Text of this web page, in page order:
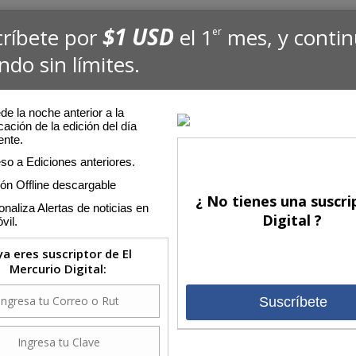
por$1 USD el 1er mes, y
sin límites.
la noche anterior a la
de la edición del día
a Ediciones anteriores.
Offline descargable
Alertas de noticias en
eres suscriptor de El
Mercurio Digital:
¿ No tienes una
Digital ?
Suscríbete
Si quieres, puedes limpiarme. Compadecido, extendió la
lepra se le quitó inmediatamente y quedó limpio”. Marcos,
la caridad y sobre todo en los alcances concretos de la
Lu